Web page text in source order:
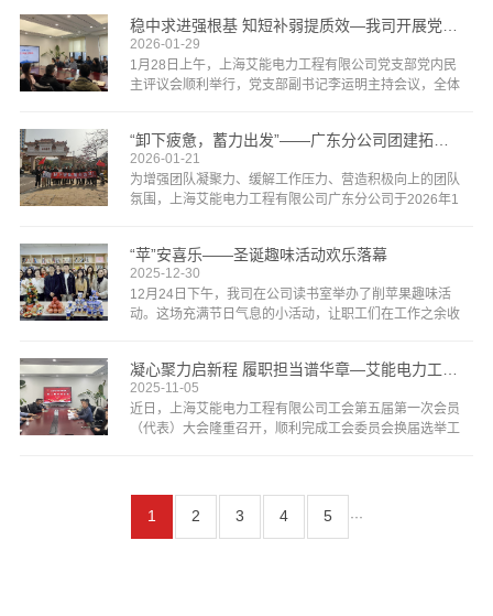
···
2026-01-29
1月28日上午，上海艾能电力工程有限公司党支部党内民
主评议会顺利举行，党支部副书记李运明主持会议，全体
20···
“卸下疲惫，蓄力出发”——广东分公司团建拓展活动
2026-01-21
为增强团队凝聚力、缓解工作压力、营造积极向上的团队
氛围，上海艾能电力工程有限公司广东分公司于2026年1
“苹”安喜乐——圣诞趣味活动欢乐落幕
2025-12-30
12月24日下午，我司在公司读书室举办了削苹果趣味活
动。这场充满节日气息的小活动，让职工们在工作之余收
研···
2025-11-05
近日，上海艾能电力工程有限公司工会第五届第一次会员
（代表）大会隆重召开，顺利完成工会委员会换届选举工
1 2 3 4 5 ···